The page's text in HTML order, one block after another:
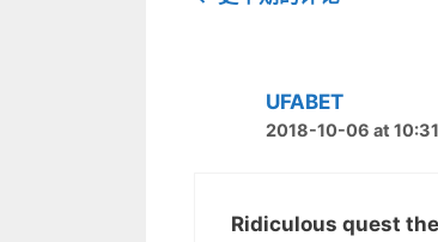
UFABET
2018-10-06 at 10:31
Ridiculous quest